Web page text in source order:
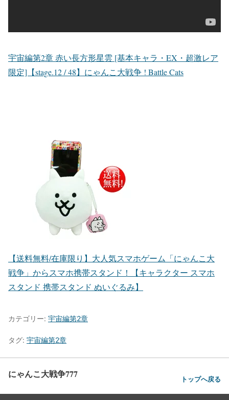
宇宙編第2章 赤い長方形星雲 [基本キャラ・EX・超激レア
限定]【stage.12 / 48】にゃんこ大戦争 ! Battle Cats
【送料無料/在庫限り】大人気スマホゲーム「にゃんこ大
戦争」からスマホ携帯スタンド！【キャラクター スマホ
スタンド 携帯スタンド ぬいぐるみ】
カテゴリー: 宇宙編第2章
タグ: 宇宙編第2章
にゃんこ大戦争777 トップへ戻る